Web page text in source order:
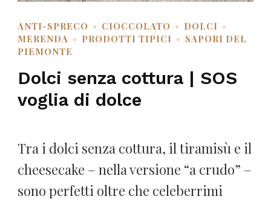
ANTI-SPRECO CIOCCOLATO
DOLCI
MERENDA
PRODOTTI TIPICI
SAPORI DEL
PIEMONTE
Dolci senza cottura | SOS
voglia di dolce
Tra i dolci senza cottura, il tiramisù e il
cheesecake – nella versione “a crudo” –
sono perfetti oltre che celeberrimi